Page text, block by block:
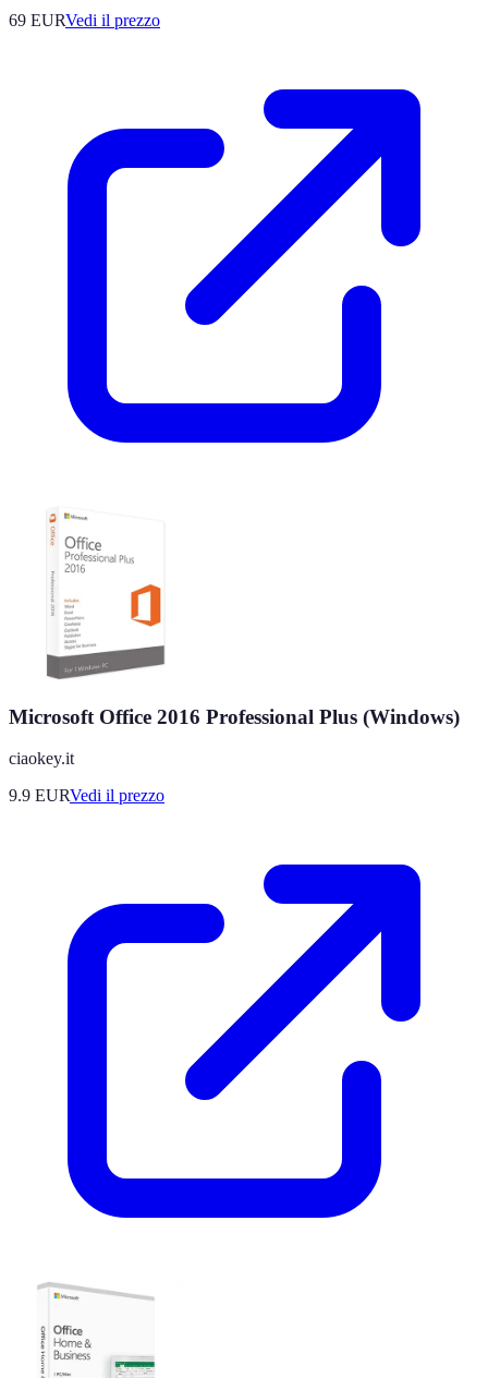
69 EURVedi il prezzo
Microsoft Office 2016 Professional Plus (Windows)
ciaokey.it
9.9 EURVedi il prezzo